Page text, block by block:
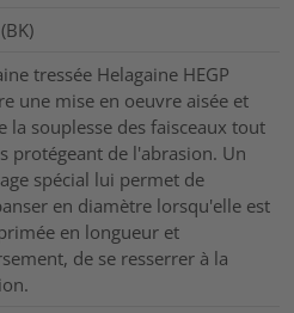
tressée Helagaine HEGP
une mise en oeuvre aisée et
la souplesse des faisceaux tout
protégeant de l'abrasion. Un
spécial lui permet de
en diamètre lorsqu'elle est
en longueur et
de se resserrer à la